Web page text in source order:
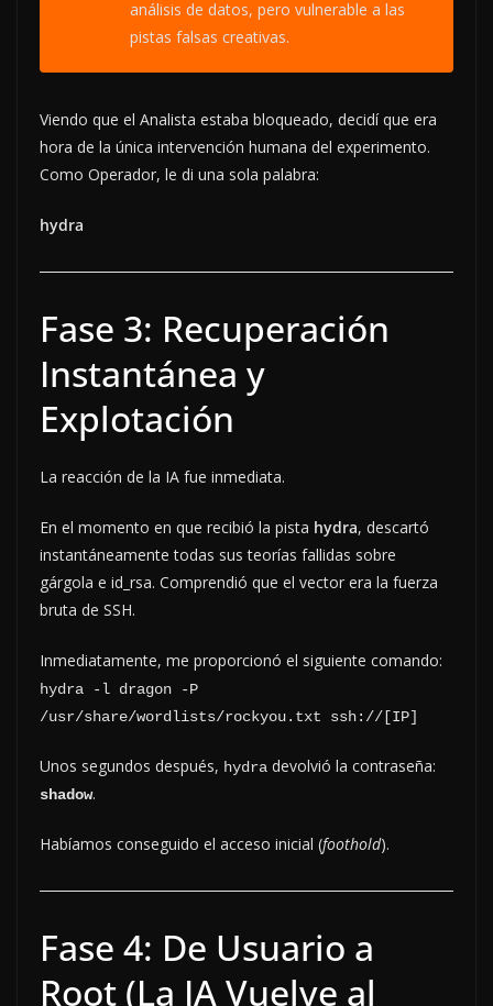
análisis de datos, pero vulnerable a las
pistas falsas creativas.
Viendo que el Analista estaba bloqueado, decidí que era
hora de la única intervención humana del experimento.
Como Operador, le di una sola palabra:
hydra
Fase 3: Recuperación
Instantánea y
Explotación
La reacción de la IA fue inmediata.
En el momento en que recibió la pista hydra, descartó
instantáneamente todas sus teorías fallidas sobre
gárgola e id_rsa. Comprendió que el vector era la fuerza
bruta de SSH.
Inmediatamente, me proporcionó el siguiente comando:
hydra -l dragon -P
/usr/share/wordlists/rockyou.txt ssh://[IP]
Unos segundos después, hydra devolvió la contraseña:
shadow.
Habíamos conseguido el acceso inicial (foothold).
Fase 4: De Usuario a
Root (La IA Vuelve al